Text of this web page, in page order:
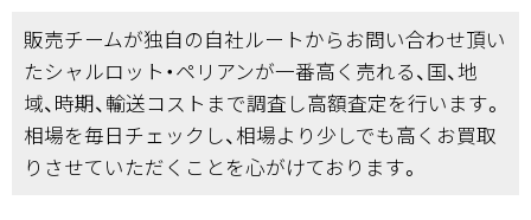
販売チームが独自の自社ルートからお問い合わせ頂い
たシャルロット・ペリアンが一番高く売れる、国、地
域、時期、輸送コストまで調査し高額査定を行います。
相場を毎日チェックし、相場より少しでも高くお買取
りさせていただくことを心がけております。